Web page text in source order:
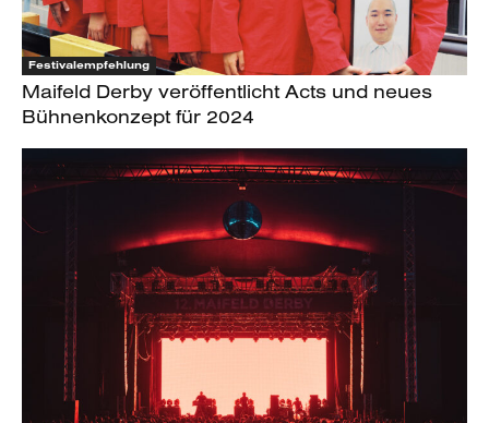
Festivalempfehlung
Maifeld Derby veröffentlicht Acts und neues
Bühnenkonzept für 2024